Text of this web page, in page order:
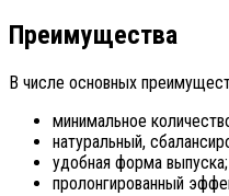
Преимущества
В числе основных
минимальное
натуральный,
удобная форма выпуска;
пролонгированный